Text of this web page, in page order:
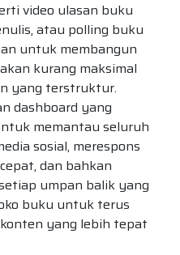
video ulasan buku
atau polling buku
untuk membangun
kurang maksimal
yang terstruktur.
dashboard yang
memantau seluruh
sosial, merespons
dan bahkan
umpan balik yang
buku untuk terus
yang lebih tepat